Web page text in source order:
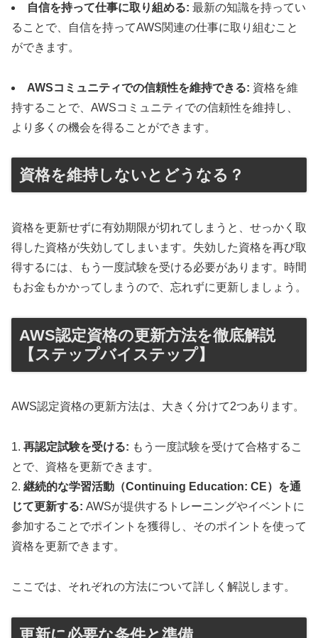
自信を持って仕事に取り組める: 最新の知識を持ってい
ることで、自信を持ってAWS関連の仕事に取り組むこと
ができます。
AWSコミュニティでの信頼性を維持できる: 資格を維
持することで、AWSコミュニティでの信頼性を維持し、
より多くの機会を得ることができます。
資格を維持しないとどうなる？
資格を更新せずに有効期限が切れてしまうと、せっかく取
得した資格が失効してしまいます。失効した資格を再び取
得するには、もう一度試験を受ける必要があります。時間
もお金もかかってしまうので、忘れずに更新しましょう。
AWS認定資格の更新方法を徹底解説
【ステップバイステップ】
AWS認定資格の更新方法は、大きく分けて2つあります。
1. 再認定試験を受ける: もう一度試験を受けて合格するこ
とで、資格を更新できます。
2. 継続的な学習活動（Continuing Education: CE）を通
じて更新する: AWSが提供するトレーニングやイベントに
参加することでポイントを獲得し、そのポイントを使って
資格を更新できます。
ここでは、それぞれの方法について詳しく解説します。